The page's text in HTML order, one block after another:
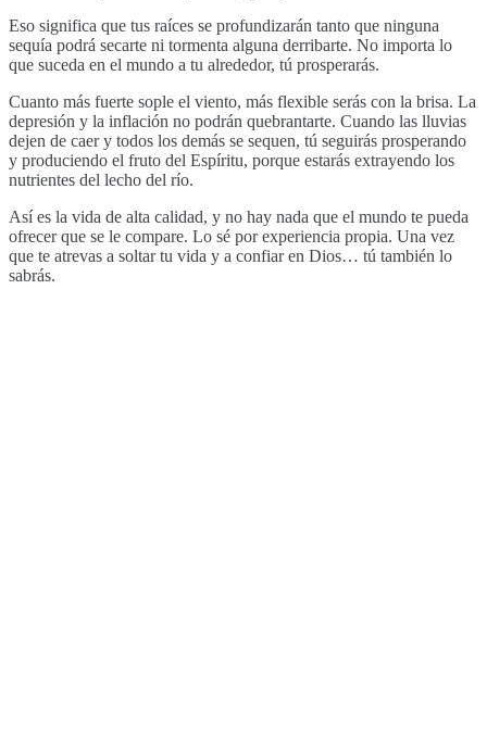
Eso significa que tus raíces se profundizarán tanto que ninguna
sequía podrá secarte ni tormenta alguna derribarte. No importa lo
que suceda en el mundo a tu alrededor, tú prosperarás.
Cuanto más fuerte sople el viento, más flexible serás con la brisa. La
depresión y la inflación no podrán quebrantarte. Cuando las lluvias
dejen de caer y todos los demás se sequen, tú seguirás prosperando
y produciendo el fruto del Espíritu, porque estarás extrayendo los
nutrientes del lecho del río.
Así es la vida de alta calidad, y no hay nada que el mundo te pueda
ofrecer que se le compare. Lo sé por experiencia propia. Una vez
que te atrevas a soltar tu vida y a confiar en Dios… tú también lo
sabrás.